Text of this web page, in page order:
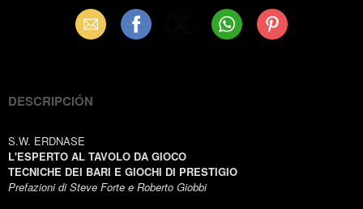
Email Facebook WhatsAppPinterest
DESCRIPCIÓN
S.W. ERDNASE
L'ESPERTO AL TAVOLO DA GIOCO
TECNICHE DEI BARI E GIOCHI DI PRESTIGIO
Prefazioni di Steve Forte e Roberto Giobbi